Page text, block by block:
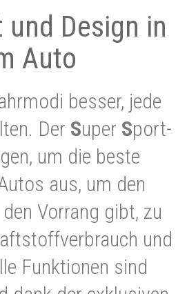
Design in
Auto
besser, jede
Der Super Sport-
um die beste
aus, um den
Vorrang gibt, zu
und
Funktionen sind